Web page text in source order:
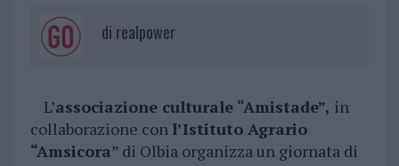
di realpower
L’associazione culturale “Amistade”, in
collaborazione con l’Istituto Agrario
“Amsicora” di Olbia organizza un giornata di